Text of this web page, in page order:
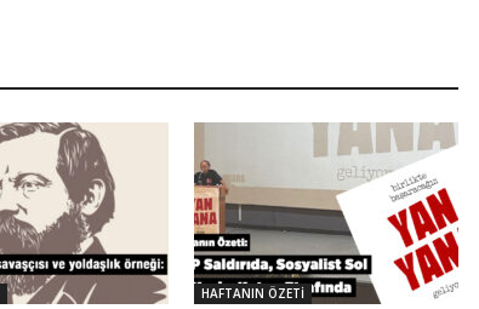
HAFTANIN ÖZETİ